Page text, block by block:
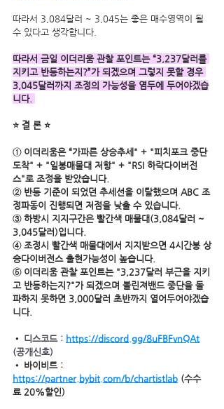
따라서 3,084달러 ~ 3,045는 좋은 매수영역이 될
수 있다고 생각합니다.
따라서 금일 이더리움 관찰 포인트는 “3,237달러를
지키고 반등하는지?”가 되겠으며 그렇지 못할 경우
3,045달러까지 조정의 가능성을 염두에 두어야겠습
니다.
⭐ 결 론 ⭐
① 이더리움은 “가파른 상승추세" + "피치포크 중단
도착" + "일봉매물대 저항" + "RSI 하락다이버전
스"로 조정을 받았습니다.
② 반등 기준이 되었던 추세선을 이탈했으며 ABC 조
정파동이 진행되면 저점을 낮출 수 있습니다.
③ 하방시 지지구간은 빨간색 매물대(3,084달러 ~
3,045달러)입니다.
④ 조정시 빨간색 매물대에서 지지받으면 4시간봉 상
승다이버전스 출현가능성이 높습니다.
⑤ 이더리움 관찰 포인트는 "3,237달러 부근을 지키
고 반등하는지?"가 되겠으며 볼린져밴드 중단을 돌
파하지 못하면 3,000달러 초반까지 열어두어야겠습
니다.
• 디스코드 : https://discord.gg/8uFBFvnQAt
(공개신호)
• 바이비트 :
https://partner.bybit.com/b/chartistlab (수수
료 20%할인)